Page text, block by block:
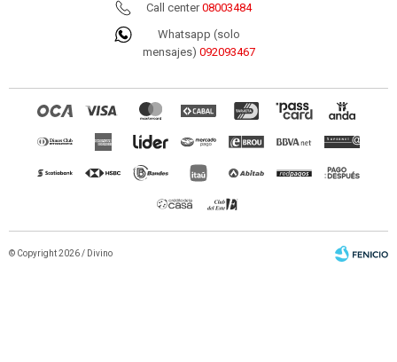
Call center08003484
Whatsapp (solo
mensajes) 092093467
© Copyright 2026 / Divino